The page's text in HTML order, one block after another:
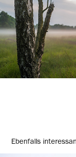
Ebenfalls